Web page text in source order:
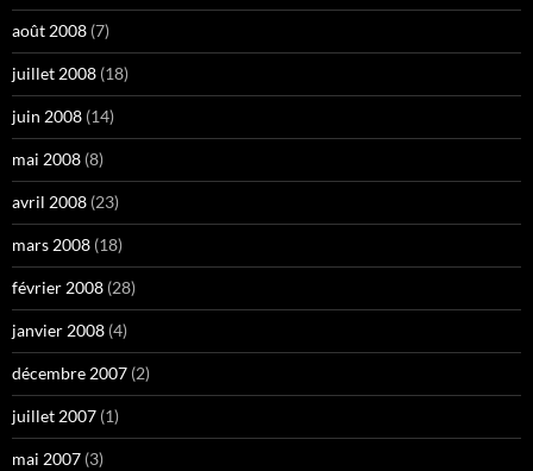
août 2008 (7)
juillet 2008 (18)
juin 2008 (14)
mai 2008 (8)
avril 2008 (23)
mars 2008 (18)
février 2008 (28)
janvier 2008 (4)
décembre 2007 (2)
juillet 2007 (1)
mai 2007 (3)